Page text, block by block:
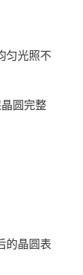
匀光照不
圆完整
的晶圆表